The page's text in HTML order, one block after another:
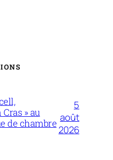
» au
de chambre
5
août
2026